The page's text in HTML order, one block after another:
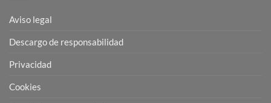
Aviso legal
Descargo de responsabilidad
Privacidad
Cookies